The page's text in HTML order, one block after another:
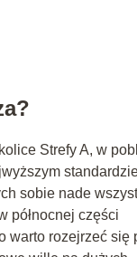
Strefy A, w
sobie nade
północnej części
warto rozejrzeć się